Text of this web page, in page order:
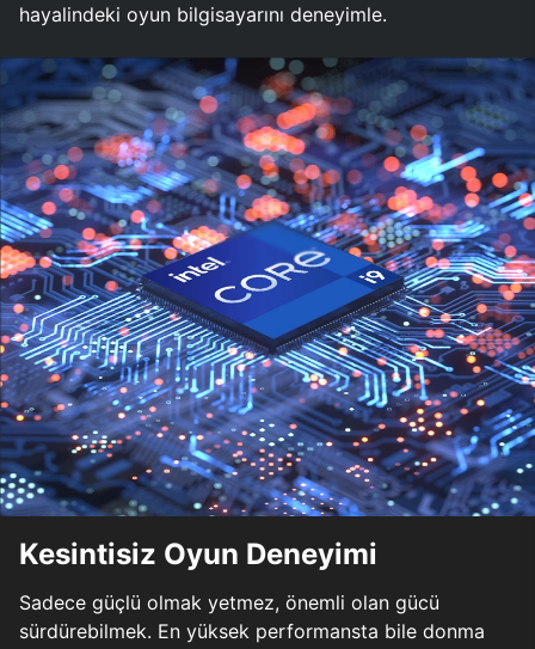
hayalindeki oyun bilgisayarını deneyimle.
Kesintisiz Oyun Deneyimi
Sadece güçlü olmak yetmez, önemli olan gücü
sürdürebilmek. En yüksek performansta bile donma